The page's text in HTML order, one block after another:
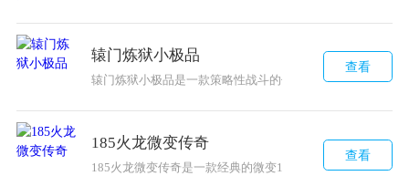
辕门炼狱小极品
辕门炼狱小极品是一款策略性战斗的传奇玩法游戏，充满
查看
185火龙微变传奇
185火龙微变传奇是一款经典的微变185传奇手游，具有自
查看